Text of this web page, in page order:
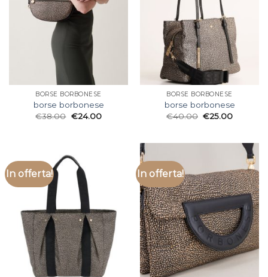
BORSE BORBONESE
borse borbonese
€38.00 €24.00
BORSE BORBONESE
borse borbonese
€40.00 €25.00
In offerta! In offerta!